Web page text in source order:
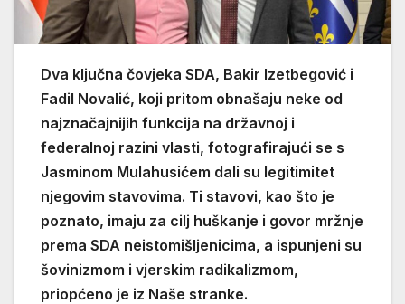
Dva ključna čovjeka SDA, Bakir Izetbegović i
Fadil Novalić, koji pritom obnašaju neke od
najznačajnijih funkcija na državnoj i
federalnoj razini vlasti, fotografirajući se s
Jasminom Mulahusićem dali su legitimitet
njegovim stavovima. Ti stavovi, kao što je
poznato, imaju za cilj huškanje i govor mržnje
prema SDA neistomišljenicima, a ispunjeni su
šovinizmom i vjerskim radikalizmom,
priopćeno je iz Naše stranke.